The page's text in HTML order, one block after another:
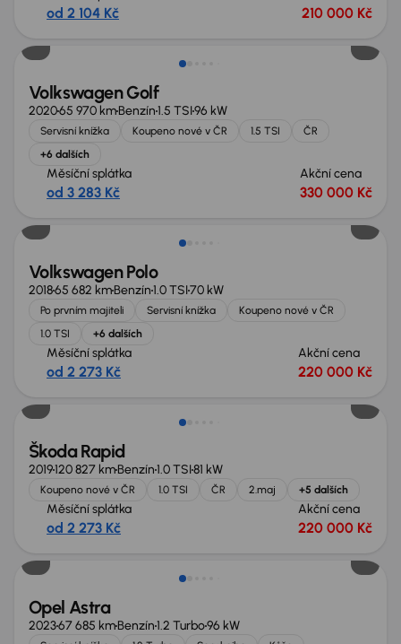
od 2 104 Kč 210 000 Kč
Volkswagen Golf
202065 970 kmBenzín1.5 TSI96 kW
Servisní knížka Koupeno nové v ČR 1.5 TSI
ČR
+6 dalších
Měsíční splátka
od 3 283 Kč
Akční cena
330 000 Kč
Volkswagen Polo
201865 682 kmBenzín1.0 TSI70 kW
Po prvním majiteli Servisní knížka
Koupeno nové v ČR
1.0 TSI
+6 dalších
Měsíční splátka
od 2 273 Kč
Akční cena
220 000 Kč
Škoda Rapid
2019120 827 kmBenzín1.0 TSI81 kW
Koupeno nové v ČR 1.0 TSI ČR 2.maj +5 dalších
Měsíční splátka
od 2 273 Kč
Akční cena
220 000 Kč
Zlevněno o 60 000 Kč
Opel Astra
202367 685 kmBenzín1.2 Turbo96 kW